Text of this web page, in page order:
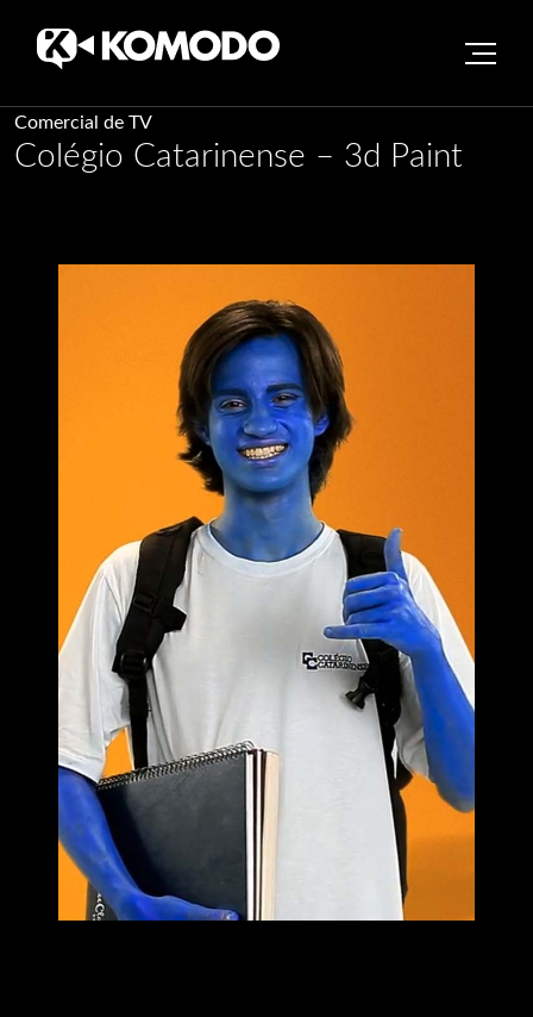
Skip
to
Comercial de TV
Colégio Catarinense – 3d Paint